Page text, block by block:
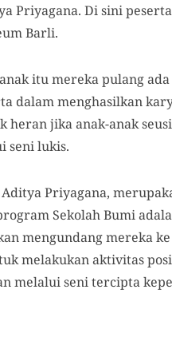
Priyagana. Di sini
Barli.
itu mereka pulang
dalam menghasilkan
jika anak-anak
seni lukis.
Priyagana,
Sekolah Bumi
mengundang mereka
melakukan aktivitas
melalui seni tercipta